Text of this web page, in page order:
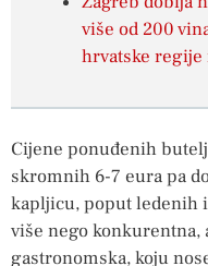
više od 200
hrvatske
Cijene ponuđenih
skromnih 6-7 eura pa
kapljicu, poput ledenih
više nego
gastronomska, koju